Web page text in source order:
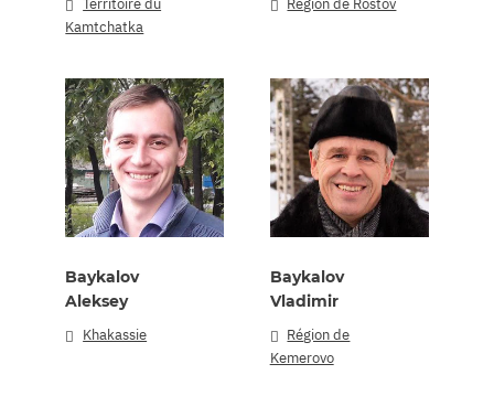
Territoire du
Kamtchatka
Région de Rostov
Baykalov
Aleksey
Khakassie
Baykalov
Vladimir
Région de
Kemerovo